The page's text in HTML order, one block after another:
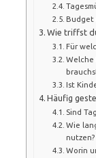
Budget
Wie triffst
Für
Welche
Ist
Häufig
Sind
Wie
nutzen?
Worin